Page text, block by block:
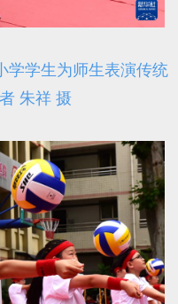
学学生为师生表演传统
朱祥 摄